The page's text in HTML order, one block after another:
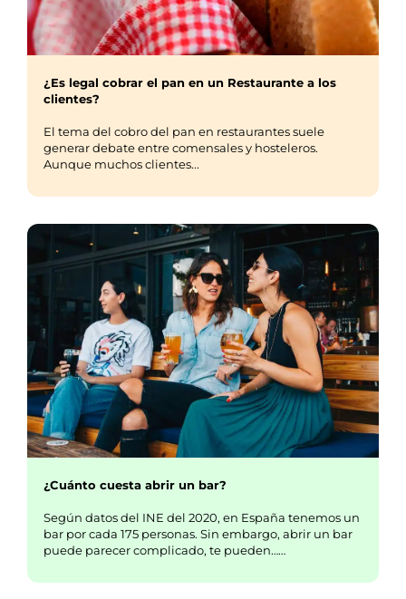
¿Es legal cobrar el pan en un Restaurante a los
clientes?
El tema del cobro del pan en restaurantes suele
generar debate entre comensales y hosteleros.
Aunque muchos clientes...
¿Cuánto cuesta abrir un bar?
Según datos del INE del 2020, en España tenemos un
bar por cada 175 personas. Sin embargo, abrir un bar
puede parecer complicado, te pueden……